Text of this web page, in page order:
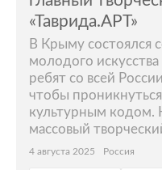
«Таврида.АРТ»
В Крыму состоялся
молодого искусства
ребят со всей
чтобы
культурным кодом.
массовый
4 августа 2025 Россия